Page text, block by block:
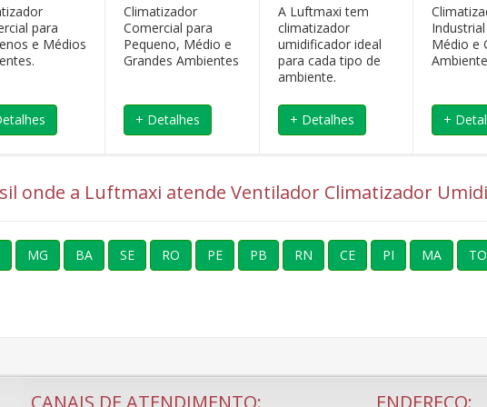
para
e Médios
Climatizador
Comercial para
Pequeno, Médio e
Grandes Ambientes
+ Detalhes
A Luftmaxi tem
climatizador
umidificador ideal
para cada tipo de
ambiente.
+ Detalhes
Médio e
+
onde a Luftmaxi atende Ventilador Climatizador
MG BA SE RO PE PB RN CE PI MA TO